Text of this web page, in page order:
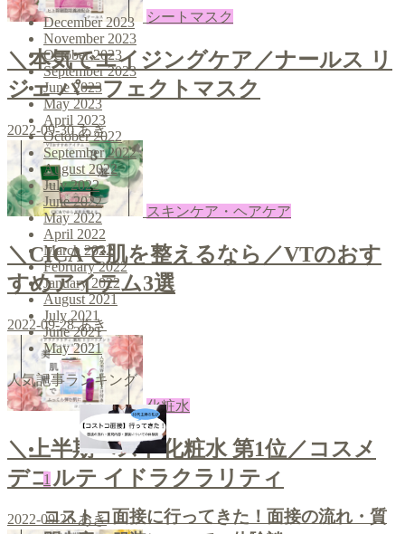
シートマスク
＼本気でエイジングケア／ナールス リ
ジェ パーフェクトマスク
2022-09-30 あき
スキンケア・ヘアケア
＼CICAで肌を整えるなら／VTのおす
すめアイテム3選
2022-09-28 あき
化粧水
＼上半期ベスト化粧水 第1位／コスメ
デコルテ イドラクラリティ
2022-09-26 あき
December 2023
November 2023
October 2023
September 2023
June 2023
May 2023
April 2023
October 2022
September 2022
August 2022
July 2022
June 2022
May 2022
April 2022
March 2022
February 2022
January 2022
August 2021
July 2021
June 2021
May 2021
人気記事ランキング
1
コストコ面接に行ってきた！面接の流れ・質